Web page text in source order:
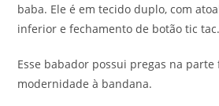
baba. Ele é em tecido duplo, com
inferior e fechamento de botão tic tac.
Esse babador possui pregas na
modernidade à bandana.